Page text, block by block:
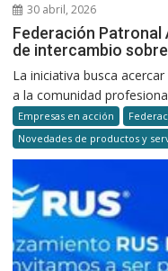
30 abril, 2026
Federación Patronal
de intercambio
La iniciativa busca
a la comunidad
Empresas en acción
Novedades de productos y